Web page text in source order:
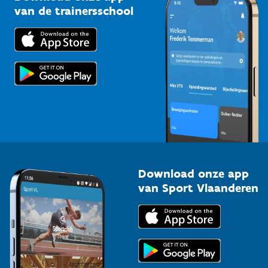
Bedrijven
Trainers en begeleiders
Topsporters
Downloads
Voor de pers
van de trainersschool
Download onze app
van Sport Vlaanderen